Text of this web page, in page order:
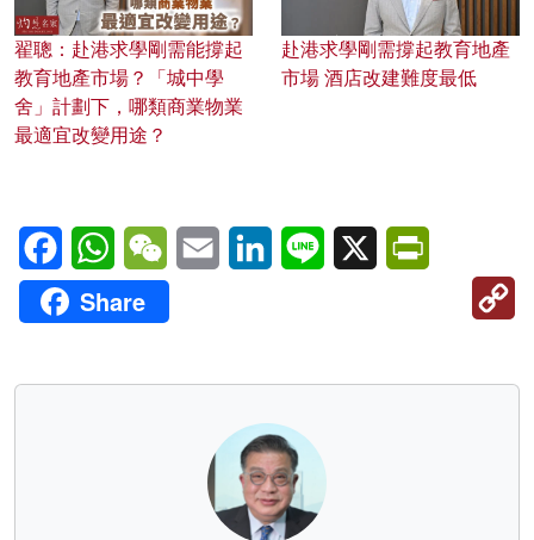
翟聰：赴港求學剛需能撐起
教育地產市場？「城中學
舍」計劃下，哪類商業物業
最適宜改變用途？
赴港求學剛需撐起教育地產
市場 酒店改建難度最低
FacebookWhatsAppWeChatEmail LinkedInLine X
Share